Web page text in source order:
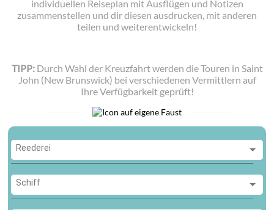
individuellen Reiseplan mit Ausflügen und Notizen
zusammenstellen und dir diesen ausdrucken, mit anderen
teilen und weiterentwickeln!
TIPP:Durch Wahl der Kreuzfahrt werden die Touren in Saint
John (New Brunswick) bei verschiedenen Vermittlern auf
Ihre Verfügbarkeit geprüft!
Reederei
Reederei
Schiff
Schiff